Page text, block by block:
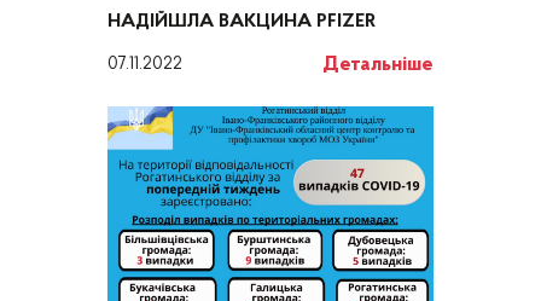
НАДІЙШЛА ВАКЦИНА PFIZER
07.11.2022 Детальніше